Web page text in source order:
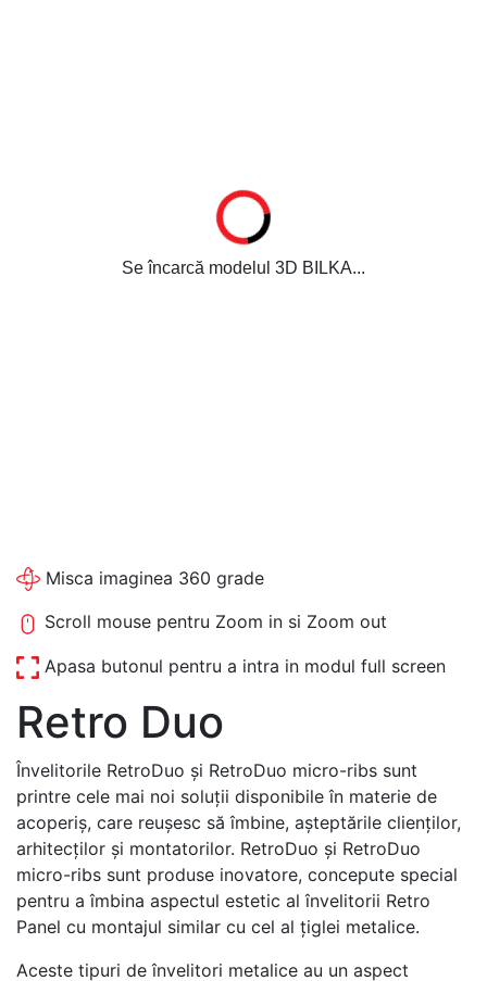
Se încarcă modelul 3D BILKA...
Misca imaginea 360 grade
Scroll mouse pentru Zoom in si Zoom out
Apasa butonul pentru a intra in modul full screen
Retro Duo
Învelitorile RetroDuo și RetroDuo micro-ribs sunt
printre cele mai noi soluții disponibile în materie de
acoperiș, care reușesc să îmbine, așteptările clienților,
arhitecților și montatorilor. RetroDuo și RetroDuo
micro-ribs sunt produse inovatore, concepute special
pentru a îmbina aspectul estetic al învelitorii Retro
Panel cu montajul similar cu cel al țiglei metalice.
Aceste tipuri de învelitori metalice au un aspect